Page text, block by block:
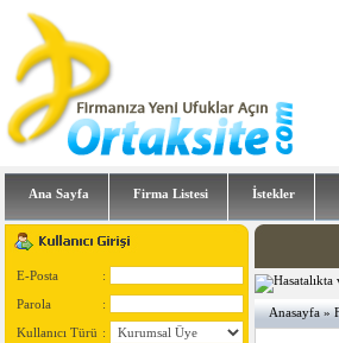
Ana Sayfa Firma Listesi İstekler
E-Posta :
Parola :
Kullanıcı Türü :
Anasayfa»